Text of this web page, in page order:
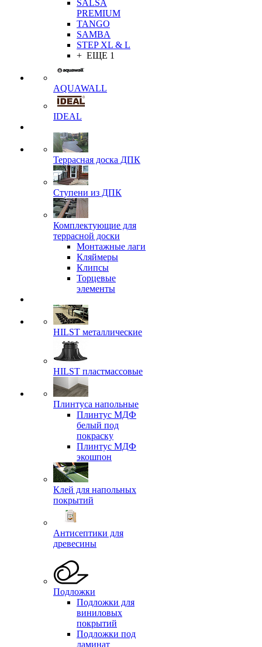
SALSA
PREMIUM
TANGO
SAMBA
STEP XL & L
+ ЕЩЕ 1
AQUAWALL
IDEAL
Террасная доска ДПК
Ступени из ДПК
Комплектующие для
террасной доски
Монтажные лаги
Кляймеры
Клипсы
Торцевые
элементы
HILST металлические
HILST пластмассовые
Плинтуса напольные
Плинтус МДФ
белый под
покраску
Плинтус МДФ
экошпон
Клей для напольных
покрытий
Антисептики для
древесины
Подложки
Подложки для
виниловых
покрытий
Подложки под
ламинат